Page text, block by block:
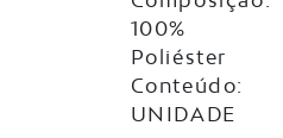
100%
Poliéster
Conteúdo:
UNIDADE